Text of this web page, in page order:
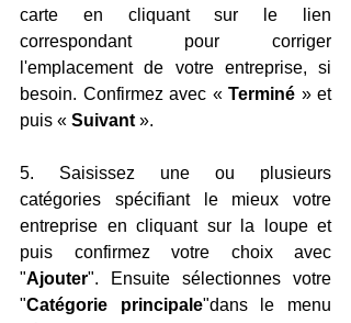
carte en cliquant sur le lien
correspondant pour corriger
l'emplacement de votre entreprise, si
besoin. Confirmez avec « Terminé » et
puis « Suivant ».
5. Saisissez une ou plusieurs
catégories spécifiant le mieux votre
entreprise en cliquant sur la loupe et
puis confirmez votre choix avec
"Ajouter". Ensuite sélectionnes votre
"Catégorie principale"dans le menu